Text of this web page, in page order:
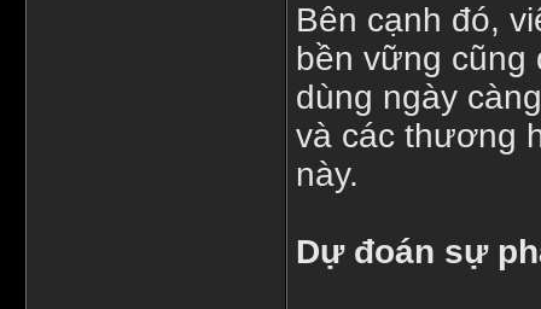
Bên cạnh đó,
bền vững
dùng ngày
và các thương
này.
Dự đoán sự